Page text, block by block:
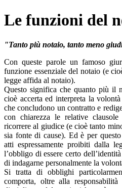
Le funzioni del
"Tanto più notaio, tanto meno
Con queste parole un famoso
funzione essenziale del notaio (e
legge affida al notaio).
Questo significa che quanto più il
cioè accerta ed interpreta la
che concludono un contratto e
con chiarezza le relative
ricorrere al giudice (e cioè tanto
sia fonte di cause). Ed è per
atti espressamente proibiti dalla
l’obbligo di essere certo
di indagarne personalmente la
Si tratta di obblighi
comporta, oltre alla